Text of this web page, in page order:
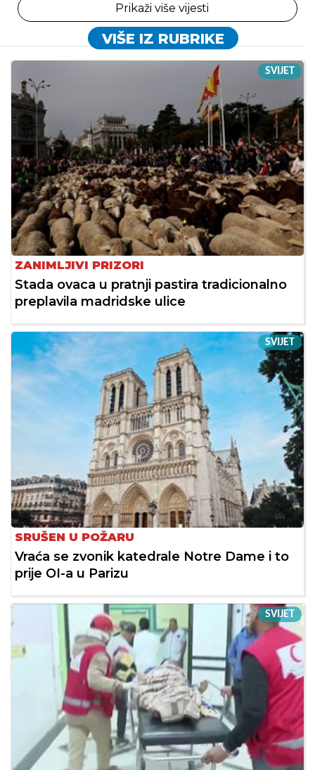
Prikaži više vijesti
VIŠE IZ RUBRIKE
SVIJET
ZANIMLJIVI PRIZORI
Stada ovaca u pratnji pastira tradicionalno
preplavila madridske ulice
SVIJET
SRUŠEN U POŽARU
Vraća se zvonik katedrale Notre Dame i to
prije OI-a u Parizu
SVIJET